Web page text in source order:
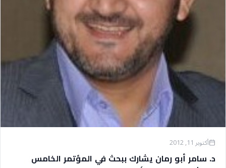
أكتوبر 11, 2012
د. سامر أبو رمان يشارك ببحث في المؤتمر الخامس